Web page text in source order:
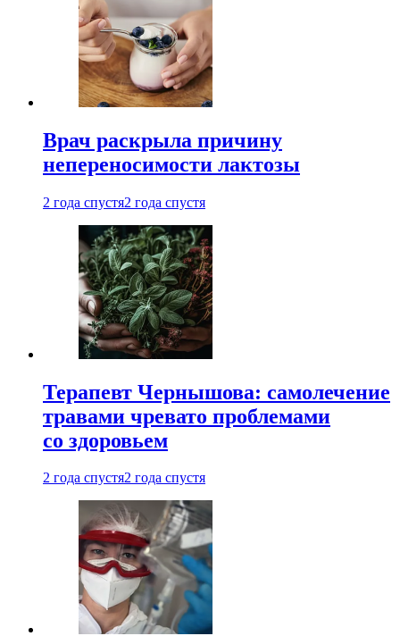
Врач раскрыла причину
непереносимости лактозы
2 года спустя2 года спустя
Терапевт Чернышова: самолечение
травами чревато проблемами
со здоровьем
2 года спустя2 года спустя